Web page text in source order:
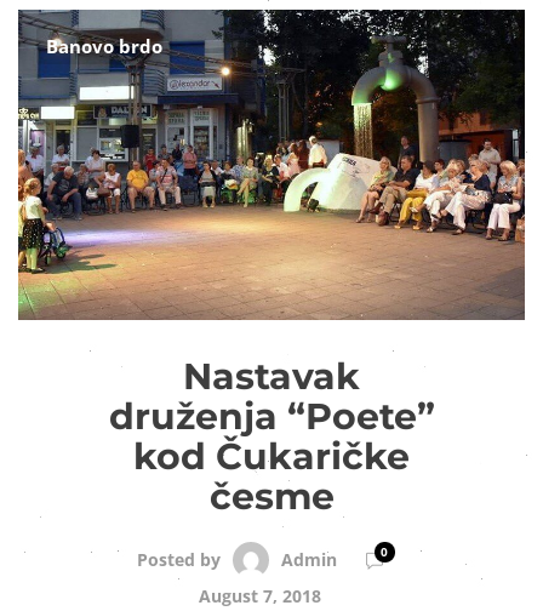
Banovo brdo
Nastavak
druženja “Poete”
kod Čukaričke
česme
Posted by Admin 0
August 7, 2018